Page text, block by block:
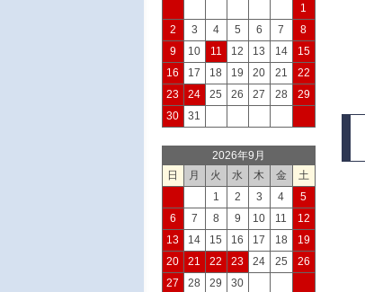
1
2
3 4 5 6 7
8
9
10 11 12 13 14
15
16
17 18 19 20 21
22
23
24 25 26 27 28
29
30
31
2026年9月
日
月 火 水 木 金
土
1
2 3 4
5
6
7 8 9 10 11
12
13
14 15 16 17 18
19
20
21 22 23 24 25
26
27
28 29 30